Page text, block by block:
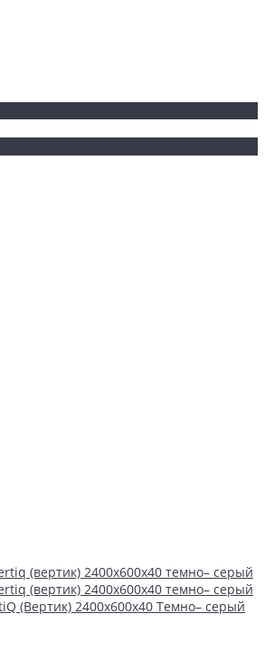
(Вертик) 2400x600x40 Темно– серый